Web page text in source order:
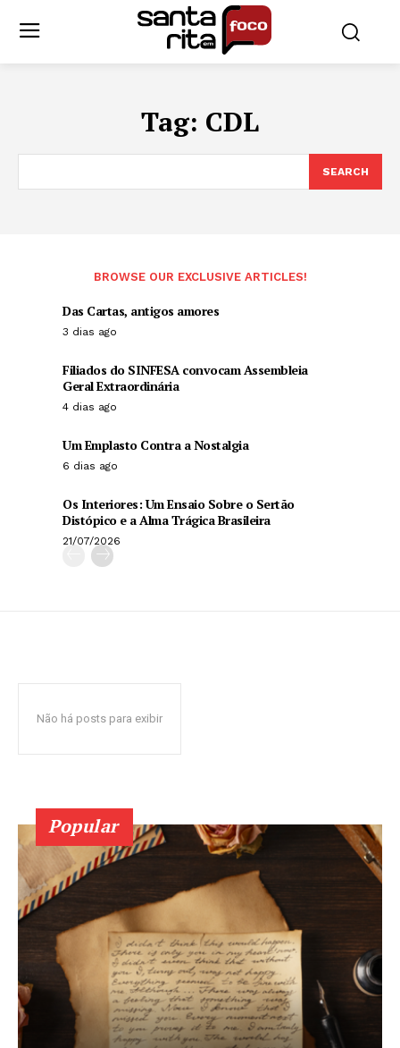
Tag: CDL
SEARCH
BROWSE OUR EXCLUSIVE ARTICLES!
Das Cartas, antigos amores
3 dias ago
Filiados do SINFESA convocam Assembleia
Geral Extraordinária
4 dias ago
Um Emplasto Contra a Nostalgia
6 dias ago
Os Interiores: Um Ensaio Sobre o Sertão
Distópico e a Alma Trágica Brasileira
21/07/2026
Não há posts para exibir
Popular